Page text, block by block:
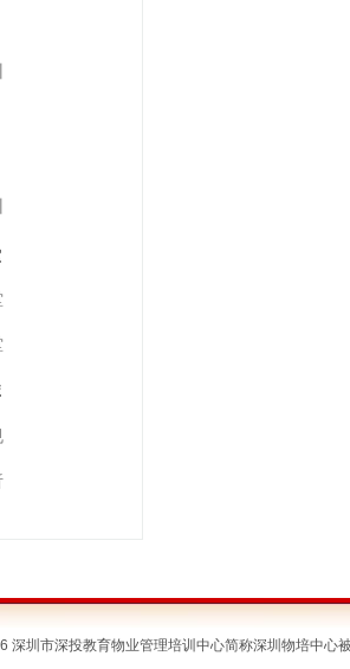
深圳市深投教育物业管理培训中心简称深圳物培中